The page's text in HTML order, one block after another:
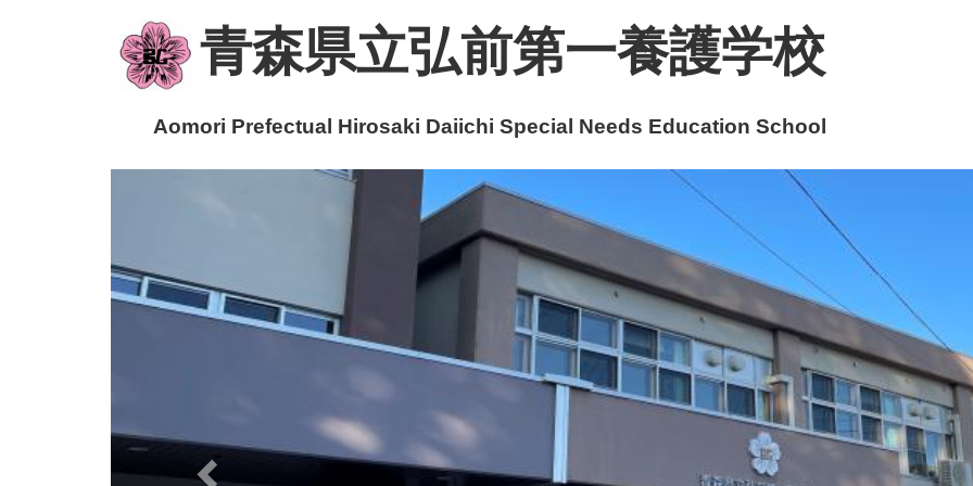
青森県立弘前第一養護学校
Aomori Prefectual Hirosaki Daiichi Special Needs Education School
i